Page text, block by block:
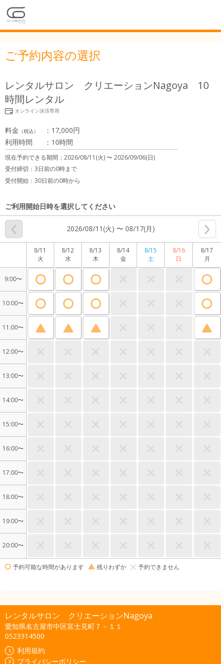
ご予約内容の選択
レンタルサロン クリエーションNagoya 10
時間レンタル
オンライン決済専用
料金 （税込） ： 17,000円
利用時間
： 10時間
現在予約できる期間： 2026/08/11(火) 〜2026/09/06(日)
受付締切： 3日前の0時まで
受付開始： 30日前の0時から
ご利用開始日時を選択してください
2026/08/11(火) 〜 08/17(月)
8/11
火
8/12
水
8/13
木
8/14
金
8/15
土
8/16
日
8/17
月
9:00〜
10:00〜
11:00〜
12:00〜
13:00〜
14:00〜
15:00〜
16:00〜
17:00〜
18:00〜
19:00〜
20:00〜
予約可能な時間があります 残りわずか 予約できません
レンタルサロン クリエーションNagoya
愛知県名古屋市中区富士見町７－１１
0523314500
利用規約
プライバシーポリシー